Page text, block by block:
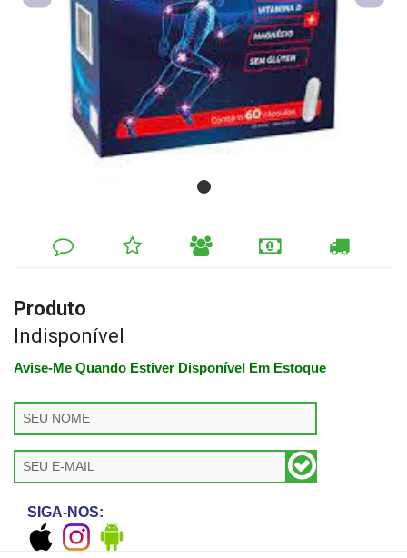
DEIXE
COMENTÁRIO
MINHA
LISTA
INDIQUE
FORMAS
CALCULAR
FRETE
Produto
Indisponível
Avise-Me Quando Estiver Disponível Em Estoque
SIGA-NOS: